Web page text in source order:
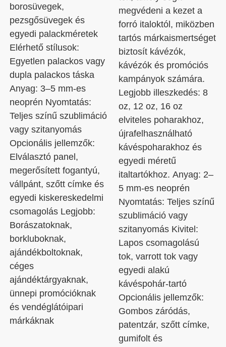
táskához)
borosüvegek,
pezsgősüvegek és
egyedi palackméretek
Elérhető stílusok:
Egyetlen palackos vagy
dupla palackos táska
Anyag: 3–5 mm-es
neoprén Nyomtatás:
Teljes színű szublimáció
vagy szitanyomás
Opcionális jellemzők:
Elválasztó panel,
megerősített fogantyú,
vállpánt, szőtt címke és
egyedi kiskereskedelmi
csomagolás Legjobb:
Borászatoknak,
borkluboknak,
ajándékboltoknak,
céges
ajándéktárgyaknak,
ünnepi promócióknak
és vendéglátóipari
márkáknak
megvédeni a kezet a
forró italoktól, miközben
tartós márkaismertséget
biztosít kávézók,
kávézók és promóciós
kampányok számára.
Legjobb illeszkedés: 8
oz, 12 oz, 16 oz
elviteles poharakhoz,
újrafelhasználható
kávéspoharakhoz és
egyedi méretű
italtartókhoz. Anyag: 2–
5 mm-es neoprén
Nyomtatás: Teljes színű
szublimáció vagy
szitanyomás Kivitel:
Lapos csomagolású
tok, varrott tok vagy
egyedi alakú
kávéspohár-tartó
Opcionális jellemzők:
Gombos záródás,
patentzár, szőtt címke,
gumifolt és